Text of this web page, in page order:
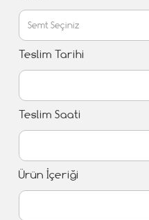
Teslim Tarihi
Teslim Saati
Ürün İçeriği